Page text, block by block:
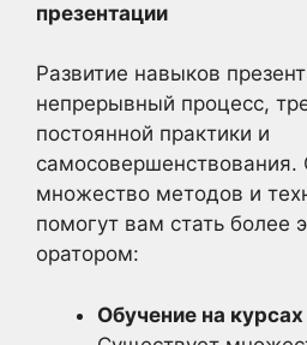
презентации
Развитие навыков
непрерывный процесс,
постоянной практики и
самосовершенствования.
множество методов и
помогут вам стать более
оратором:
Обучение на курсах